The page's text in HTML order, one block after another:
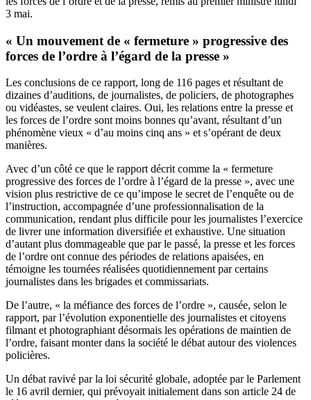
3 mai.
« Un mouvement de « fermeture » progressive des
forces de l’ordre à l’égard de la presse »
Les conclusions de ce rapport, long de 116 pages et résultant de
dizaines d’auditions, de journalistes, de policiers, de photographes
ou vidéastes, se veulent claires. Oui, les relations entre la presse et
les forces de l’ordre sont moins bonnes qu’avant, résultant d’un
phénomène vieux « d’au moins cinq ans » et s’opérant de deux
manières.
Avec d’un côté ce que le rapport décrit comme la « fermeture
progressive des forces de l’ordre à l’égard de la presse », avec une
vision plus restrictive de ce qu’impose le secret de l’enquête ou de
l’instruction, accompagnée d’une professionnalisation de la
communication, rendant plus difficile pour les journalistes l’exercice
de livrer une information diversifiée et exhaustive. Une situation
d’autant plus dommageable que par le passé, la presse et les forces
de l’ordre ont connue des périodes de relations apaisées, en
témoigne les tournées réalisées quotidiennement par certains
journalistes dans les brigades et commissariats.
De l’autre, « la méfiance des forces de l’ordre », causée, selon le
rapport, par l’évolution exponentielle des journalistes et citoyens
filmant et photographiant désormais les opérations de maintien de
l’ordre, faisant monter dans la société le débat autour des violences
policières.
Un débat ravivé par la loi sécurité globale, adoptée par le Parlement
le 16 avril dernier, qui prévoyait initialement dans son article 24 de